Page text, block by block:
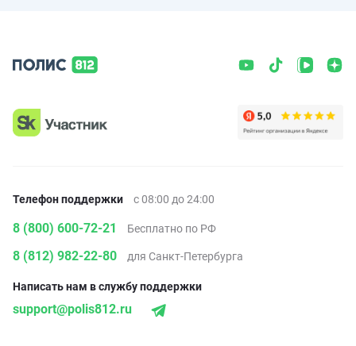
Телефон поддержки с 08:00 до 24:00
8 (800) 600-72-21 Бесплатно по РФ
8 (812) 982-22-80 для Санкт-Петербурга
Написать нам в службу поддержки
support@polis812.ru